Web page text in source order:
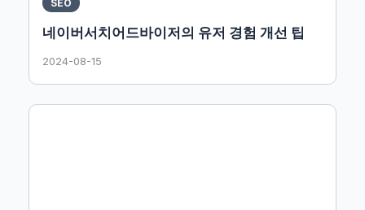
SEO
네이버서치어드바이저의 유저 경험 개선 팁
2024-08-15